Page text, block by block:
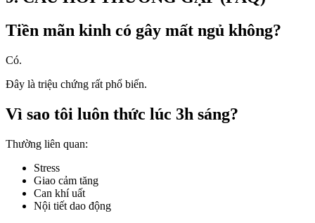
Tiền mãn kinh có gây mất ngủ không?
Có.
Đây là triệu chứng rất phổ biến.
Vì sao tôi luôn thức lúc 3h sáng?
Thường liên quan:
Stress
Giao cảm tăng
Can khí uất
Nội tiết dao động